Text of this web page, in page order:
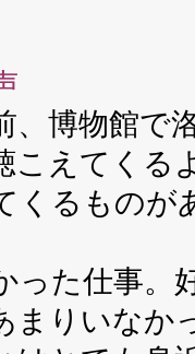
、博物館
こえてく
くるものが
った仕事。
まりいなか